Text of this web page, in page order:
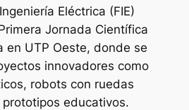
Eléctrica (FIE)
Jornada Científica
en UTP Oeste, donde se
innovadores como
robots con ruedas
prototipos educativos.